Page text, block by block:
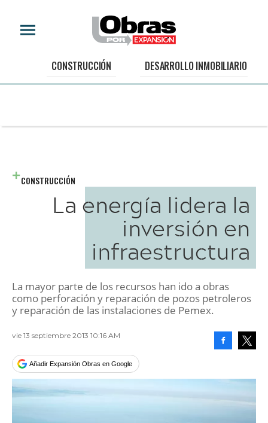
CONSTRUCCIÓN DESARROLLO INMOBILIARIO
CONSTRUCCIÓN
La energía lidera la
inversión en
infraestructura
La mayor parte de los recursos han ido a obras
como perforación y reparación de pozos petroleros
y reparación de las instalaciones de Pemex.
vie 13 septiembre 2013 10:16 AM
Añadir Expansión Obras en Google